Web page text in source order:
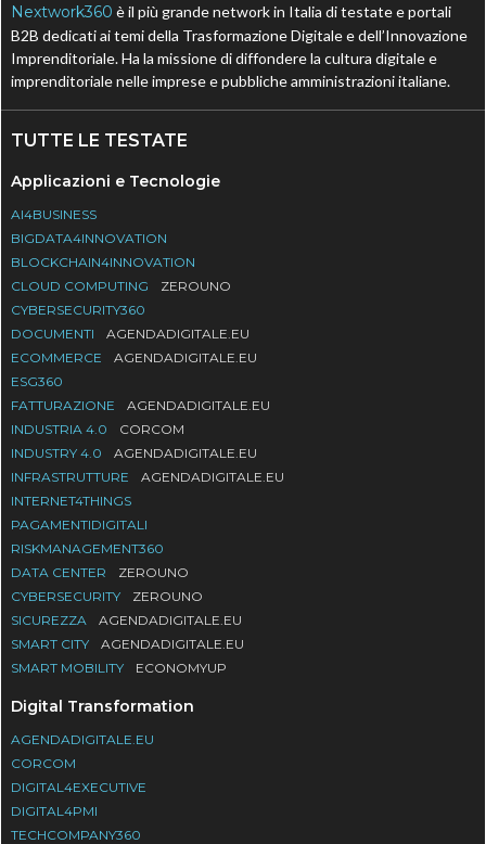
Nextwork360 è il più grande network in Italia di testate e portali
B2B dedicati ai temi della Trasformazione Digitale e dell’Innovazione
Imprenditoriale. Ha la missione di diffondere la cultura digitale e
imprenditoriale nelle imprese e pubbliche amministrazioni italiane.
TUTTE LE TESTATE
Applicazioni e Tecnologie
AI4BUSINESS
BIGDATA4INNOVATION
BLOCKCHAIN4INNOVATION
CLOUD COMPUTING
ZEROUNO
CYBERSECURITY360
DOCUMENTI
AGENDADIGITALE.EU
ECOMMERCE
AGENDADIGITALE.EU
ESG360
FATTURAZIONE
AGENDADIGITALE.EU
INDUSTRIA 4.0
CORCOM
INDUSTRY 4.0
AGENDADIGITALE.EU
INFRASTRUTTURE
AGENDADIGITALE.EU
INTERNET4THINGS
PAGAMENTIDIGITALI
RISKMANAGEMENT360
DATA CENTER
ZEROUNO
CYBERSECURITY
ZEROUNO
SICUREZZA
AGENDADIGITALE.EU
SMART CITY
AGENDADIGITALE.EU
SMART MOBILITY
ECONOMYUP
Digital Transformation
AGENDADIGITALE.EU
CORCOM
DIGITAL4EXECUTIVE
DIGITAL4PMI
TECHCOMPANY360